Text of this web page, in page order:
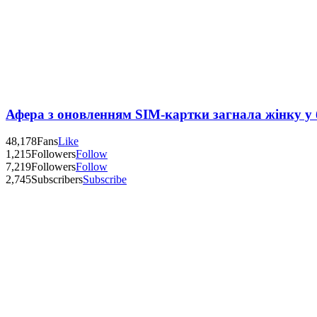
Афера з оновленням SIM-картки загнала жінку у
48,178FansLike
1,215FollowersFollow
7,219FollowersFollow
2,745SubscribersSubscribe